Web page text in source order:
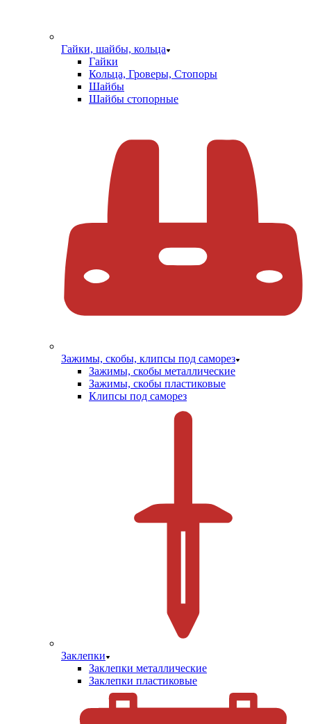
Гайки, шайбы, кольца
Гайки
Кольца, Гроверы, Стопоры
Шайбы
Шайбы стопорные
Зажимы, скобы, клипсы под саморез
Зажимы, скобы металлические
Зажимы, скобы пластиковые
Клипсы под саморез
Заклепки
Заклепки металлические
Заклепки пластиковые